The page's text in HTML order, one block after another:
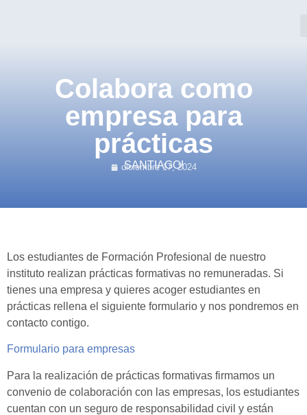
Colabora como
empresa para
prácticas
SANTIAGO!
diciembre 17, 2024
Los estudiantes de Formación Profesional de nuestro
instituto realizan prácticas formativas no remuneradas. Si
tienes una empresa y quieres acoger estudiantes en
prácticas rellena el siguiente formulario y nos pondremos en
contacto contigo.
Formulario para empresas
Para la realización de prácticas formativas firmamos un
convenio de colaboración con las empresas, los estudiantes
cuentan con un seguro de responsabilidad civil y están